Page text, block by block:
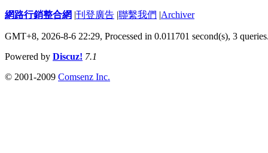
網路行銷整合網 |刊登廣告 |聯繫我們 |Archiver
GMT+8, 2026-8-6 22:29, Processed in 0.011701 second(s), 3 queries
Powered by Discuz! 7.1
© 2001-2009 Comsenz Inc.